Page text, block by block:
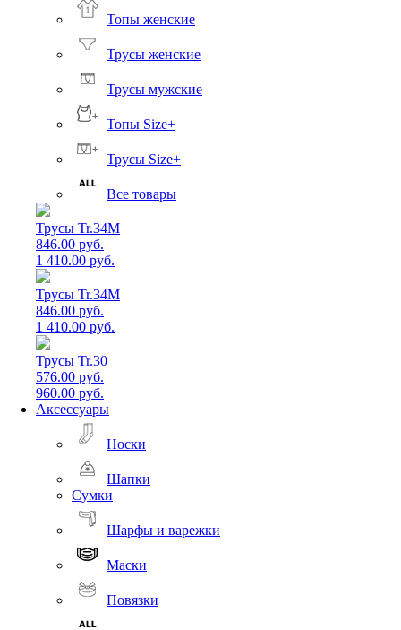
Топы женские
Трусы женские
Трусы мужские
Топы Size+
Трусы Size+
Все товары
Трусы Tr.34M
846.00 руб.
1 410.00 руб.
Трусы Tr.34M
846.00 руб.
1 410.00 руб.
Трусы Tr.30
576.00 руб.
960.00 руб.
Аксессуары
Носки
Шапки
Сумки
Шарфы и варежки
Маски
Повязки